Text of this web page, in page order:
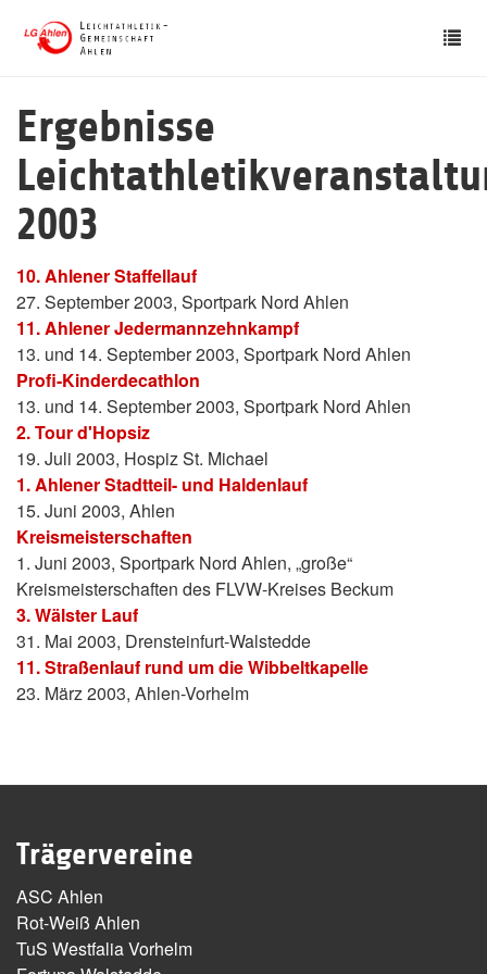
Ergebnisse
2003
10. Ahlener Staffellauf
27. September 2003, Sportpark Nord Ahlen
11. Ahlener Jedermannzehnkampf
13. und 14. September 2003, Sportpark Nord Ahlen
Profi-Kinderdecathlon
13. und 14. September 2003, Sportpark Nord Ahlen
2. Tour d'Hopsiz
19. Juli 2003, Hospiz St. Michael
1. Ahlener Stadtteil- und Haldenlauf
15. Juni 2003, Ahlen
Kreismeisterschaften
1. Juni 2003, Sportpark Nord Ahlen, „große“
Kreismeisterschaften des FLVW-Kreises Beckum
3. Wälster Lauf
31. Mai 2003, Drensteinfurt-Walstedde
11. Straßenlauf rund um die Wibbeltkapelle
23. März 2003, Ahlen-Vorhelm
Trägervereine
ASC Ahlen
Rot-Weiß Ahlen
TuS Westfalia Vorhelm